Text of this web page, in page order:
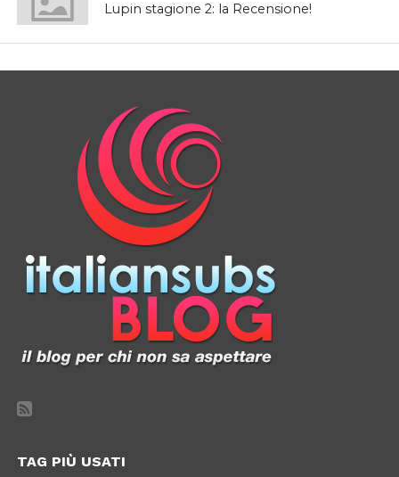
Lupin stagione 2: la Recensione!
TAG PIÙ USATI